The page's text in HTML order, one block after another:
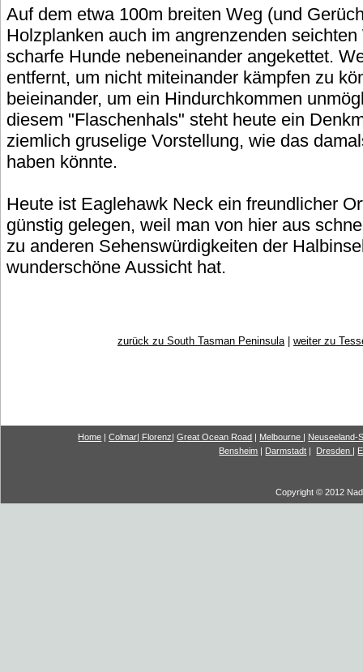
Auf dem etwa 100m breiten Weg (und
Holzplanken auch im angrenzenden
scharfe Hunde nebeneinander angekettet.
entfernt, um nicht miteinander kämpfen zu
beieinander, um ein Hindurchkommen
diesem "Flaschenhals" steht heute ein
ziemlich gruselige Vorstellung, wie das
haben könnte.
Heute ist Eaglehawk Neck ein freundlicher
günstig gelegen, weil man von hier aus
zu anderen Sehenswürdigkeiten der
wunderschöne Aussicht hat.
zurück zu South Tasman Peninsula | weiter zu
Home |Colmar| Florenz|Great Ocean Road | Melbourne | Neuseeland-
Bensheim | Darmstadt | Dresden |
Copyright © 2012